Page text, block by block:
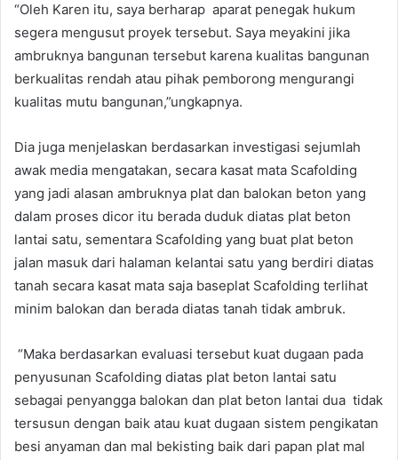
“Oleh Karen itu, saya berharap aparat penegak hukum
segera mengusut proyek tersebut. Saya meyakini jika
ambruknya bangunan tersebut karena kualitas bangunan
berkualitas rendah atau pihak pemborong mengurangi
kualitas mutu bangunan,”ungkapnya.
Dia juga menjelaskan berdasarkan investigasi sejumlah
awak media mengatakan, secara kasat mata Scafolding
yang jadi alasan ambruknya plat dan balokan beton yang
dalam proses dicor itu berada duduk diatas plat beton
lantai satu, sementara Scafolding yang buat plat beton
jalan masuk dari halaman kelantai satu yang berdiri diatas
tanah secara kasat mata saja baseplat Scafolding terlihat
minim balokan dan berada diatas tanah tidak ambruk.
“Maka berdasarkan evaluasi tersebut kuat dugaan pada
penyusunan Scafolding diatas plat beton lantai satu
sebagai penyangga balokan dan plat beton lantai dua tidak
tersusun dengan baik atau kuat dugaan sistem pengikatan
besi anyaman dan mal bekisting baik dari papan plat mal